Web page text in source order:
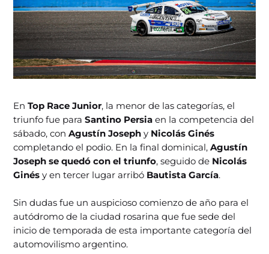
EnTop Race Junior, la menor de las categorías, el
triunfo fue paraSantino Persia en la competencia del
sábado, conAgustín Joseph y Nicolás Ginés
completando el podio. En la final dominical,Agustín
Joseph se quedó con el triunfo, seguido de Nicolás
Ginés y en tercer lugar arribó Bautista García.
Sin dudas fue un auspicioso comienzo de año para el
autódromo de la ciudad rosarina que fue sede del
inicio de temporada de esta importante categoría del
automovilismo argentino.